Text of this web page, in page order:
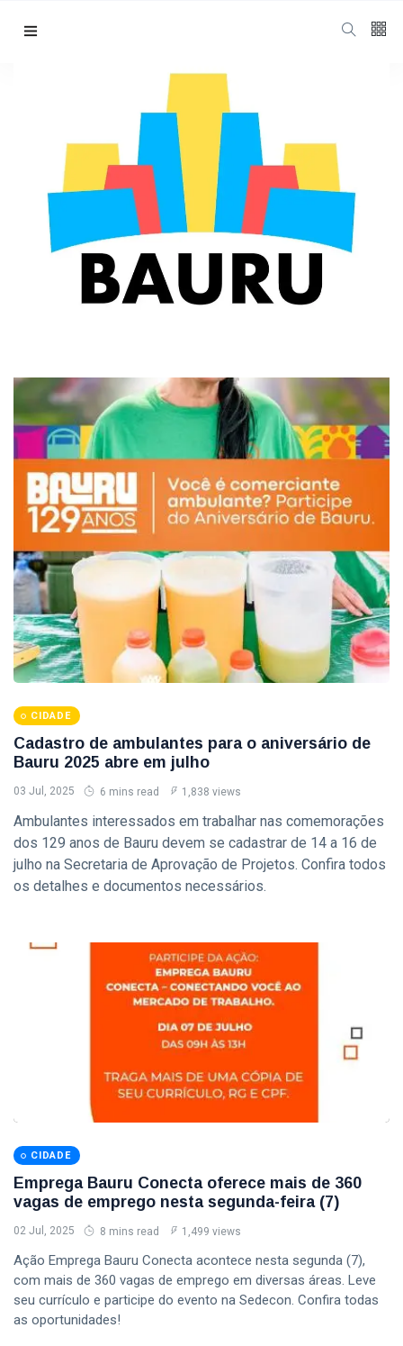
Thiago Camargo
ABOUT AUTHOR
Redator profissional
CIDADE
Cadastro de ambulantes para o aniversário de
Bauru 2025 abre em julho
03 Jul, 2025 6 mins read 1,838 views
Ambulantes interessados em trabalhar nas comemorações
dos 129 anos de Bauru devem se cadastrar de 14 a 16 de
julho na Secretaria de Aprovação de Projetos. Confira todos
os detalhes e documentos necessários.
CIDADE
Emprega Bauru Conecta oferece mais de 360
vagas de emprego nesta segunda-feira (7)
02 Jul, 2025 8 mins read 1,499 views
Ação Emprega Bauru Conecta acontece nesta segunda (7),
com mais de 360 vagas de emprego em diversas áreas. Leve
seu currículo e participe do evento na Sedecon. Confira todas
as oportunidades!